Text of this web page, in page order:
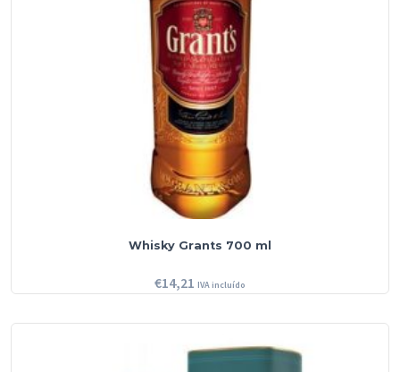
Whisky Grants 700 ml
€14,21 IVA incluído